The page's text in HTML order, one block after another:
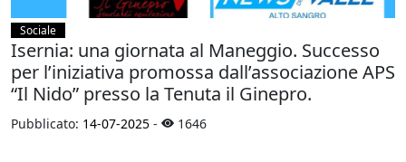
Sociale
Isernia: una giornata al Maneggio. Successo
per l’iniziativa promossa dall’associazione APS
“Il Nido” presso la Tenuta il Ginepro.
Pubblicato: 14-07-2025 - 1646